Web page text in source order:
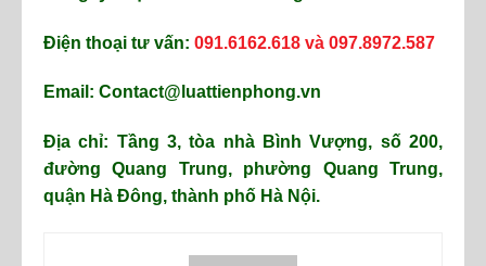
Điện thoại tư vấn: 091.6162.618 và 097.8972.587
Email: Contact@luattienphong.vn
Địa chỉ: Tầng 3, tòa nhà Bình Vượng, số 200,
đường Quang Trung, phường Quang Trung,
quận Hà Đông, thành phố Hà Nội.